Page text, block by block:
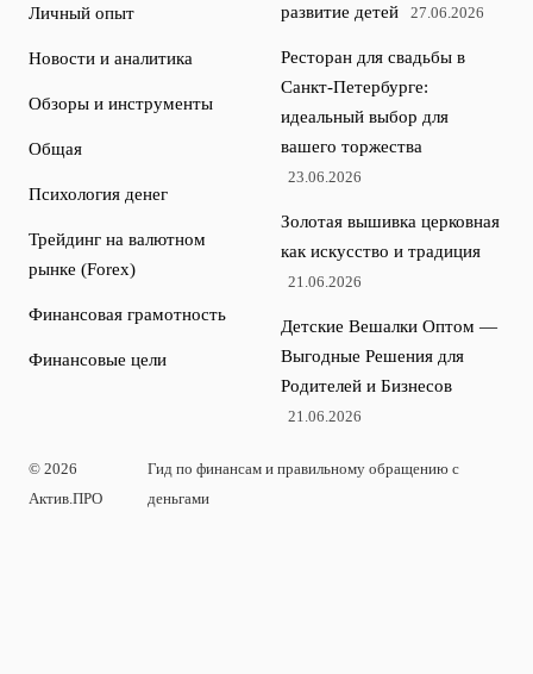
Личный опыт
Новости и аналитика
Обзоры и инструменты
Общая
Психология денег
Трейдинг на валютном
рынке (Forex)
Финансовая грамотность
Финансовые цели
развитие детей
27.06.2026
Ресторан для свадьбы в
Санкт-Петербурге:
идеальный выбор для
вашего торжества
23.06.2026
Золотая вышивка церковная
как искусство и традиция
21.06.2026
Детские Вешалки Оптом —
Выгодные Решения для
Родителей и Бизнесов
21.06.2026
© 2026
Актив.ПРО
Гид по финансам и правильному обращению с
деньгами